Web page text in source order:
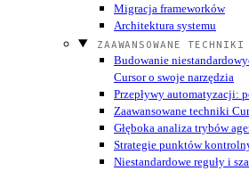
Migracja frameworków
Architektura systemu
ZAAWANSOWANE TECHNIKI
Budowanie
Cursor o swoje narzędzia
Przepływy automatyzacji:
Zaawansowane techniki
Głęboka analiza trybów
Strategie punktów
Niestandardowe reguły i